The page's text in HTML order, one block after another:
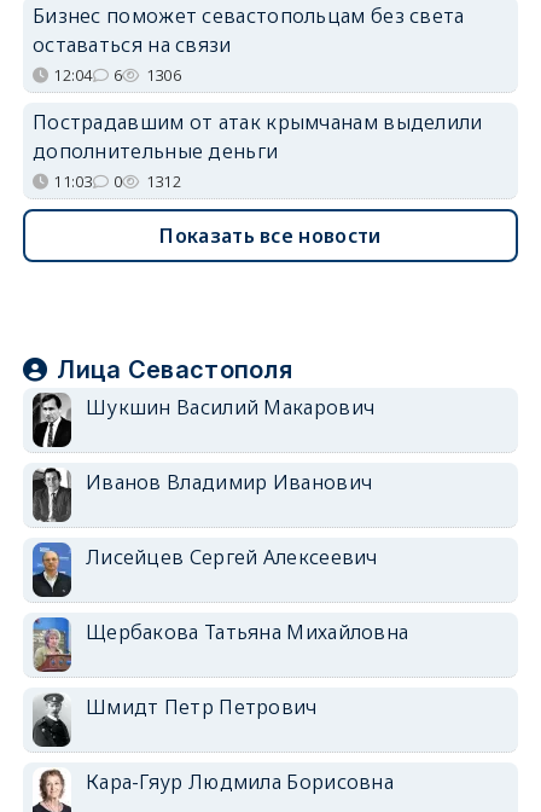
Бизнес поможет севастопольцам без света
оставаться на связи
12:04 6 1306
Пострадавшим от атак крымчанам выделили
дополнительные деньги
11:03 0 1312
Показать все новости
Лица Севастополя
Шукшин Василий Макарович
Иванов Владимир Иванович
Лисейцев Сергей Алексеевич
Щербакова Татьяна Михайловна
Шмидт Петр Петрович
Кара-Гяур Людмила Борисовна